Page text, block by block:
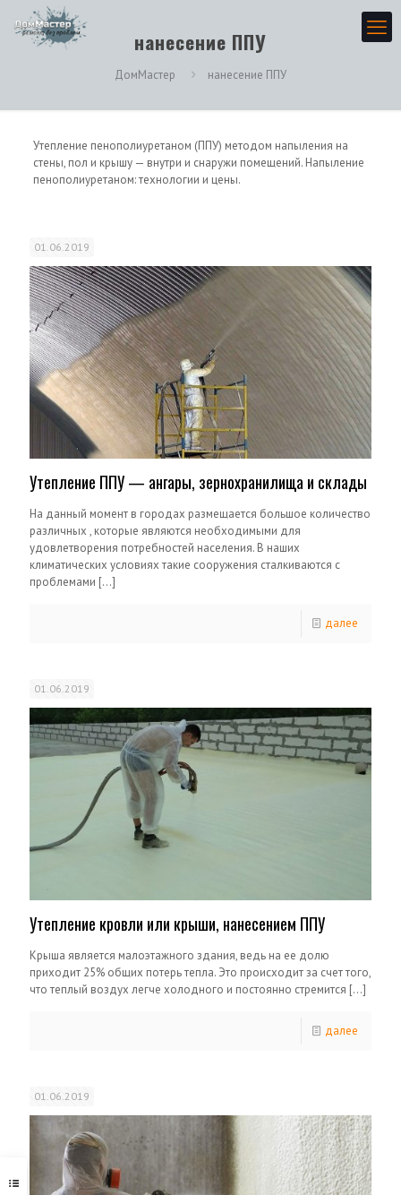
нанесение ППУ
ДомМастер нанесение ППУ
Утепление пенополиуретаном (ППУ) методом напыления на
стены, пол и крышу — внутри и снаружи помещений. Напыление
пенополиуретаном: технологии и цены.
01.06.2019
Утепление ППУ — ангары, зернохранилища и склады
На данный момент в городах размещается большое количество
различных , которые являются необходимыми для
удовлетворения потребностей населения. В наших
климатических условиях такие сооружения сталкиваются с
проблемами […]
далее
01.06.2019
Утепление кровли или крыши, нанесением ППУ
Крыша является малоэтажного здания, ведь на ее долю
приходит 25% общих потерь тепла. Это происходит за счет того,
что теплый воздух легче холодного и постоянно стремится […]
далее
01.06.2019